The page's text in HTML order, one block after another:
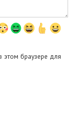
этом браузере для